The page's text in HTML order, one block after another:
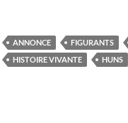
ANNONCE FIGURANTS
HISTOIRE VIVANTE
HUNS